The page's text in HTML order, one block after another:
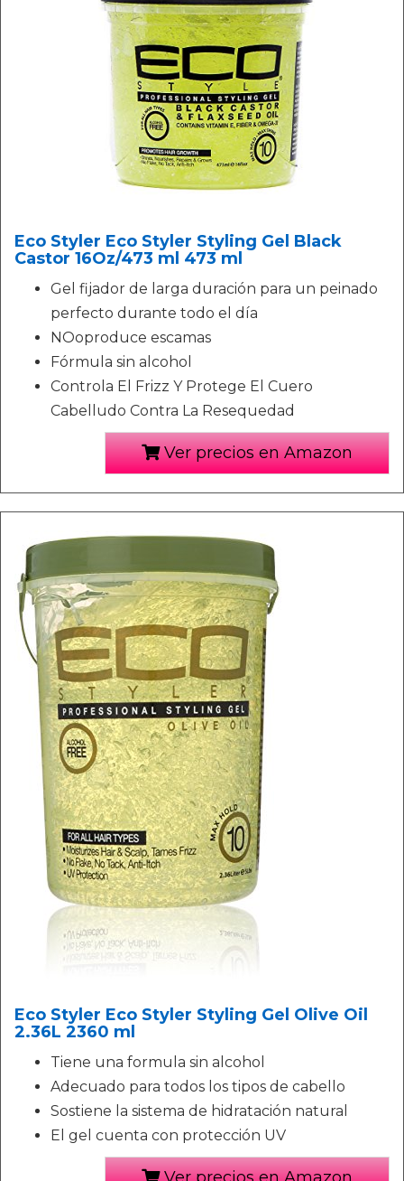
Eco Styler Eco Styler Styling Gel Black
Castor 16Oz/473 ml 473 ml
Gel fijador de larga duración para un peinado
perfecto durante todo el día
NOoproduce escamas
Fórmula sin alcohol
Controla El Frizz Y Protege El Cuero
Cabelludo Contra La Resequedad
Ver precios en Amazon
Eco Styler Eco Styler Styling Gel Olive Oil
2.36L 2360 ml
Tiene una formula sin alcohol
Adecuado para todos los tipos de cabello
Sostiene la sistema de hidratación natural
El gel cuenta con protección UV